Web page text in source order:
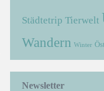
Städtetrip Tierwelt
Wandern Winter
Newsletter